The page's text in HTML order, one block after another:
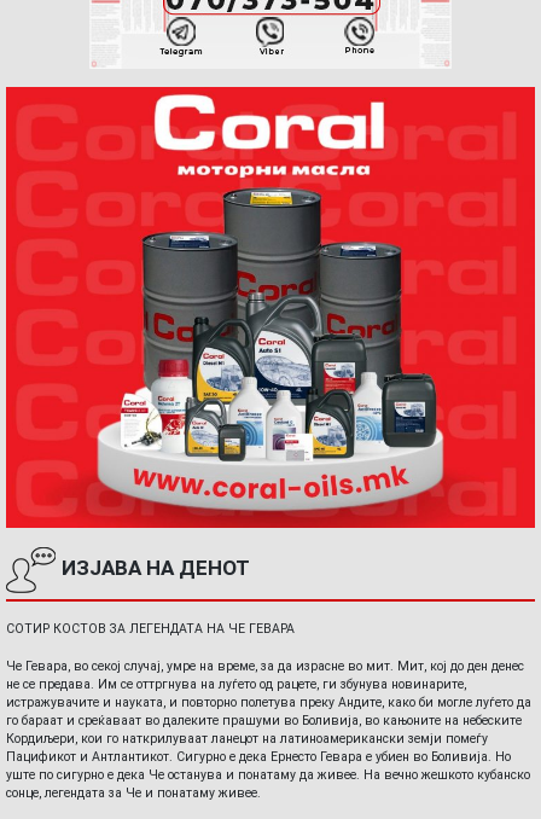
ИЗЈАВА НА ДЕНОТ
СОТИР КОСТОВ ЗА ЛЕГЕНДАТА НА ЧЕ ГЕВАРА
Че Гевара, во секој случај, умре на време, за да израсне во мит. Мит, кој до ден денес
не се предава. Им се оттргнува на луѓето од рацете, ги збунува новинарите,
истражувачите и науката, и повторно полетува преку Андите, како би могле луѓето да
го бараат и среќаваат во далеките прашуми во Боливија, во кањоните на небеските
Кордиљери, кои го наткрилуваат ланецот на латиноамерикански земји помеѓу
Пацификот и Антлантикот. Сигурно е дека Ернесто Гевара е убиен во Боливија. Но
уште по сигурно е дека Че останува и понатаму да живее. На вечно жешкото кубанско
сонце, легендата за Че и понатаму живее.